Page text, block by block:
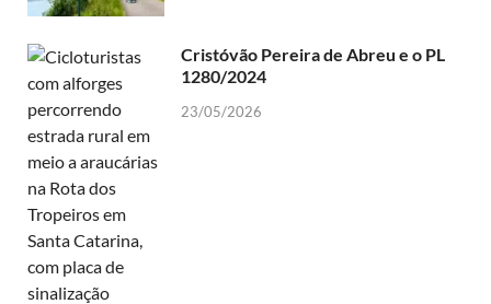
Cristóvão Pereira de Abreu e o PL
1280/2024
23/05/2026